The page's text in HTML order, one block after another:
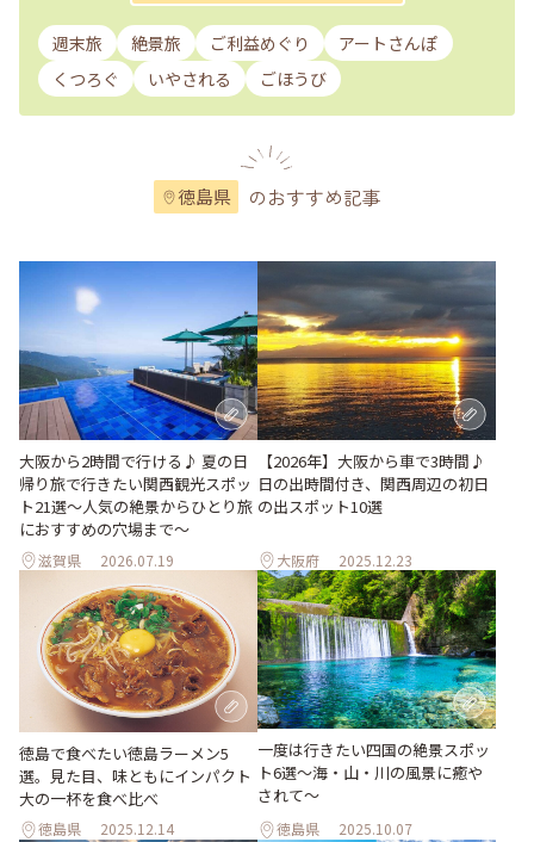
週末旅 絶景旅 ご利益めぐり
アートさんぽ
くつろぐ
いやされる ごほうび
徳島県 のおすすめ記事
大阪から2時間で行ける♪ 夏の日
帰り旅で行きたい関西観光スポッ
ト21選～人気の絶景からひとり旅
におすすめの穴場まで～
滋賀県 2026.07.19
【2026年】大阪から車で3時間♪
日の出時間付き、関西周辺の初日
の出スポット10選
大阪府 2025.12.23
徳島で食べたい徳島ラーメン5
選。見た目、味ともにインパクト
大の一杯を食べ比べ
徳島県 2025.12.14
一度は行きたい四国の絶景スポッ
ト6選〜海・山・川の風景に癒や
されて〜
徳島県 2025.10.07